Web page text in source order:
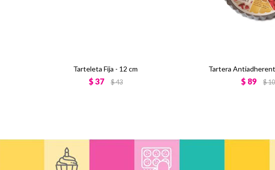
Tarteleta Fija - 12 cm
$ 37 $43
Tartera
$ 89 $